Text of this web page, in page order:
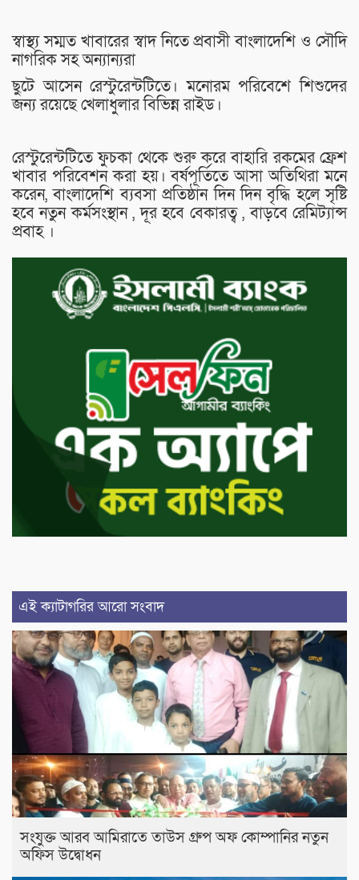
স্বাস্থ্য সম্মত খাবারের স্বাদ নিতে প্রবাসী বাংলাদেশি ও সৌদি
নাগরিক সহ অন্যান্যরা
ছুটে আসেন রেস্টুরেন্টটিতে। মনোরম পরিবেশে শিশুদের
জন্য রয়েছে খেলাধুলার বিভিন্ন রাইড।
রেস্টুরেন্টটিতে ফুচকা থেকে শুরু করে বাহারি রকমের ফ্রেশ
খাবার পরিবেশন করা হয়। বর্ষপূর্তিতে আসা অতিথিরা মনে
করেন, বাংলাদেশি ব্যবসা প্রতিষ্ঠান দিন দিন বৃদ্ধি হলে সৃষ্টি
হবে নতুন কর্মসংস্থান , দূর হবে বেকারত্ব , বাড়বে রেমিট্যান্স
প্রবাহ ।
এই ক্যাটাগরির আরো সংবাদ
সংযুক্ত আরব আমিরাতে তাউস গ্রুপ অফ কোম্পানির নতুন
অফিস উদ্বোধন